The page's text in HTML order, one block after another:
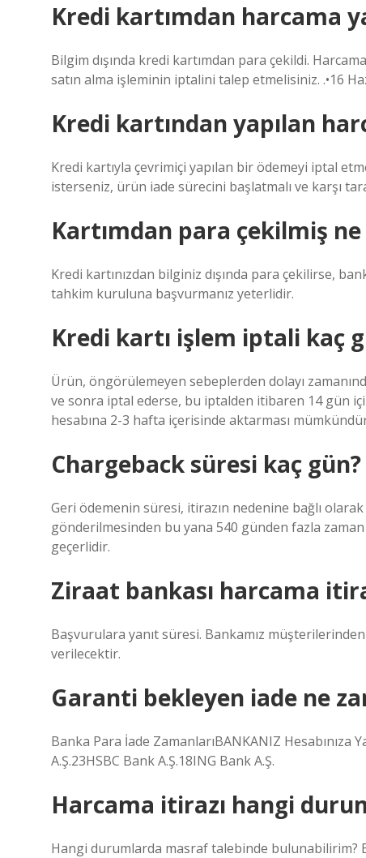
Kredi kartımdan harcama
Bilgim dışında kredi kartımdan para çekildi.
satın alma işleminin iptalini talep etmelisiniz. .•16
Kredi kartından yapılan
Kredi kartıyla çevrimiçi yapılan bir ödemeyi iptal
isterseniz, ürün iade sürecini başlatmalı ve karşı
Kartımdan para çekilmiş
Kredi kartınızdan bilginiz dışında para çekilirse,
tahkim kuruluna başvurmanız yeterlidir.
Kredi kartı işlem iptali kaç
Ürün, öngörülemeyen sebeplerden dolayı
ve sonra iptal ederse, bu iptalden itibaren 14 gün
hesabına 2-3 hafta içerisinde aktarması
Chargeback süresi kaç gün?
Geri ödemenin süresi, itirazın nedenine bağlı
gönderilmesinden bu yana 540 günden fazla
geçerlidir.
Ziraat bankası harcama
Başvurulara yanıt süresi. Bankamız
verilecektir.
Garanti bekleyen iade ne
Banka Para İade ZamanlarıBANKANIZ Hesabınıza
A.Ş.23HSBC Bank A.Ş.18ING Bank A.Ş.
Harcama itirazı hangi
Hangi durumlarda masraf talebinde bulunabilirim?